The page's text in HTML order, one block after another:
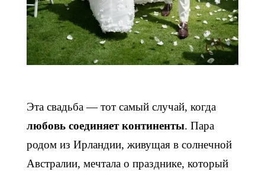
Эта свадьба — тот самый случай, когда
любовь соединяет континенты. Пара
родом из Ирландии, живущая в солнечной
Австралии, мечтала о празднике, который